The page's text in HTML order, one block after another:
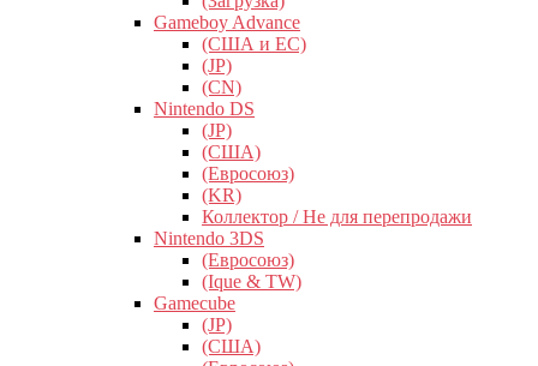
Gameboy Advance
(США и ЕС)
(JP)
(CN)
Nintendo DS
(JP)
(США)
(Евросоюз)
(KR)
Коллектор / Не для перепродажи
Nintendo 3DS
(Евросоюз)
(Ique & TW)
Gamecube
(JP)
(США)